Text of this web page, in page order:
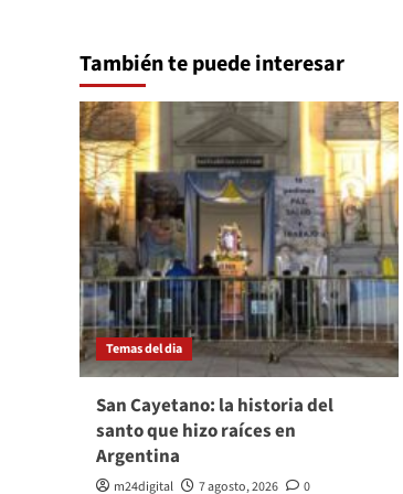
También te puede interesar
Temas del dia
San Cayetano: la historia del
santo que hizo raíces en
Argentina
m24digital 7 agosto, 2026 0